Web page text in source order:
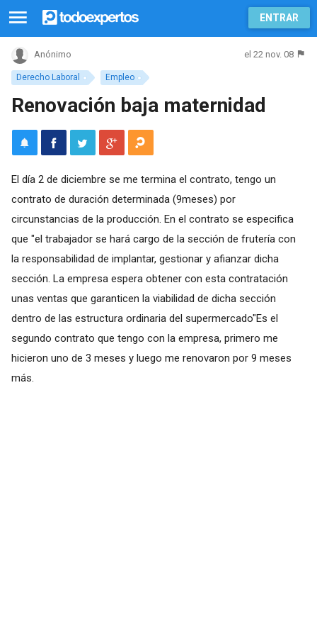
ENTRAR
Derecho Laboral Empleo
Anónimo el 22 nov. 08
Renovación baja maternidad
El día 2 de diciembre se me termina el contrato, tengo un
contrato de duración determinada (9meses) por
circunstancias de la producción. En el contrato se especifica
que "el trabajador se hará cargo de la sección de frutería con
la responsabilidad de implantar, gestionar y afianzar dicha
sección. La empresa espera obtener con esta contratación
unas ventas que garanticen la viabilidad de dicha sección
dentro de las estructura ordinaria del supermercado"Es el
segundo contrato que tengo con la empresa, primero me
hicieron uno de 3 meses y luego me renovaron por 9 meses
más.